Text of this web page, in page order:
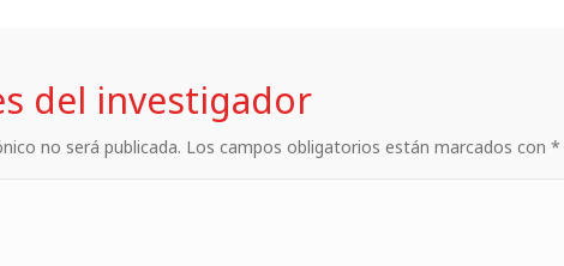
del investigador
no será publicada. Los campos obligatorios están marcados con *